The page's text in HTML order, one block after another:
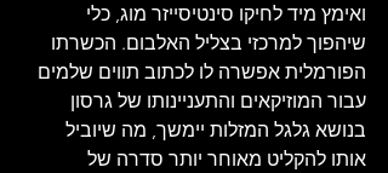
ואימץ מיד לחיקו סינטיסייזר מוג, כלי
שיהפוך למרכזי בצליל האלבום. הכשרתו
הפורמלית אפשרה לו לכתוב תווים שלמים
עבור המוזיקאים והתעניינותו של גרסון
בנושא גלגל המזלות יימשך, מה שיוביל
אותו להקליט מאוחר יותר סדרה של